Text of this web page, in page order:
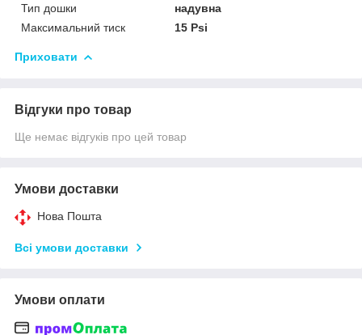
Тип дошки
надувна
Максимальний тиск
15 Psi
Приховати
Відгуки про товар
Ще немає відгуків про цей товар
Умови доставки
Нова Пошта
Всі умови доставки
Умови оплати